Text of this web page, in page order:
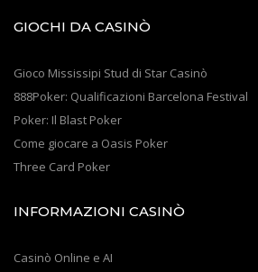
GIOCHI DA CASINÒ
Gioco Mississipi Stud di Star Casinò
888Poker: Qualificazioni Barcelona Festival
Poker: Il Blast Poker
Come giocare a Oasis Poker
Three Card Poker
INFORMAZIONI CASINÒ
Casinò Online e AI